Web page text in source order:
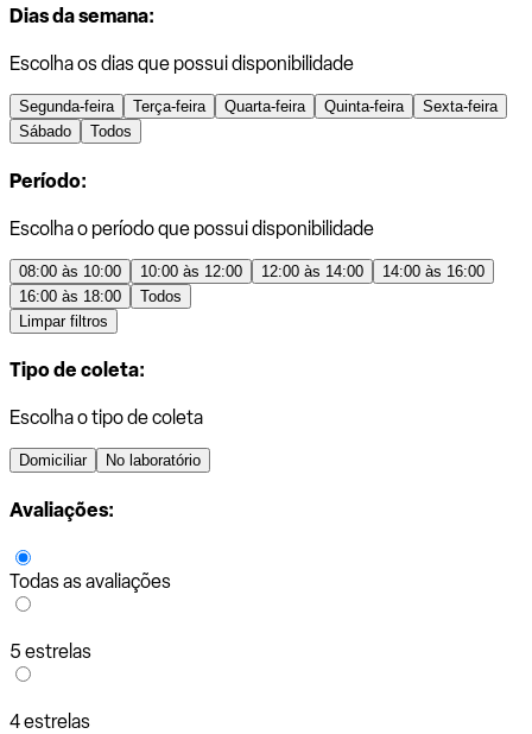
Dias da semana:
Escolha os dias que possui disponibilidade
Segunda-feira Terça-feira Quarta-feira Quinta-feira
Sexta-feira
Sábado
Todos
Período:
Escolha o período que possui disponibilidade
08:00 às 10:00 10:00 às 12:00 12:00 às 14:00
14:00 às 16:00
16:00 às 18:00
Todos
Limpar filtros
Tipo de coleta:
Escolha o tipo de coleta
Domiciliar No laboratório
Avaliações:
Todas as avaliações
5 estrelas
4 estrelas